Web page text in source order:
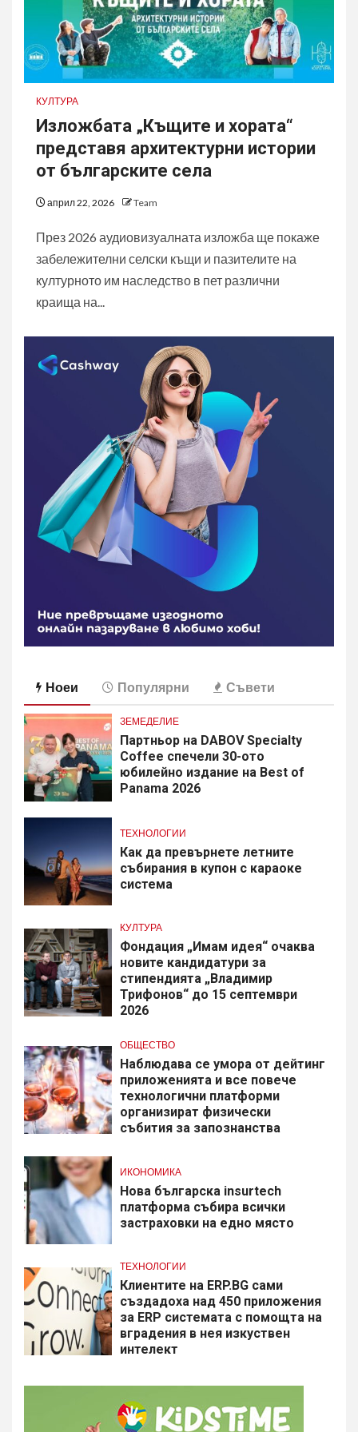
КУЛТУРА
Изложбата „Къщите и хората“
представя архитектурни истории
от българските села
април 22, 2026 Team
През 2026 аудиовизуалната изложба ще покаже
забележителни селски къщи и пазителите на
културното им наследство в пет различни
краища на...
Ноеи Популярни Съвети
ЗЕМЕДЕЛИЕ
Партньор на DABOV Specialty
Coffee спечели 30-ото
юбилейно издание на Best of
Panama 2026
ТЕХНОЛОГИИ
Как да превърнете летните
събирания в купон с караоке
система
КУЛТУРА
Фондация „Имам идея“ очаква
новите кандидатури за
стипендията „Владимир
Трифонов“ до 15 септември
2026
ОБЩЕСТВО
Наблюдава се умора от дейтинг
приложенията и все повече
технологични платформи
организират физически
събития за запознанства
ИКОНОМИКА
Нова българска insurtech
платформа събира всички
застраховки на едно място
ТЕХНОЛОГИИ
Клиентите на ERP.BG сами
създадоха над 450 приложения
за ERP системата с помощта на
вградения в нея изкуствен
интелект